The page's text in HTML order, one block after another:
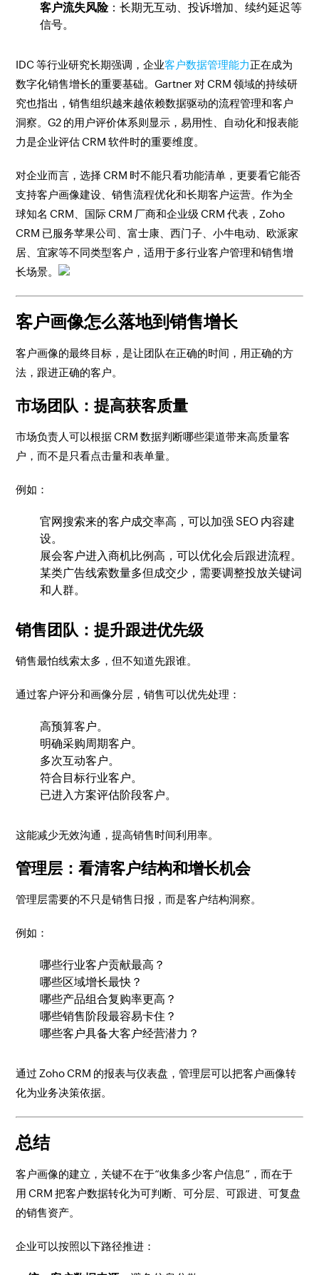
客户流失风险：长期无互动、投诉增加、续约延迟等
信号。
IDC 等行业研究长期强调，企业客户数据管理能力正在成为
数字化销售增长的重要基础。Gartner 对 CRM 领域的持续研
究也指出，销售组织越来越依赖数据驱动的流程管理和客户
洞察。G2 的用户评价体系则显示，易用性、自动化和报表能
力是企业评估 CRM 软件时的重要维度。
对企业而言，选择 CRM 时不能只看功能清单，更要看它能否
支持客户画像建设、销售流程优化和长期客户运营。作为全
球知名 CRM、国际 CRM 厂商和企业级 CRM 代表，Zoho
CRM 已服务苹果公司、富士康、西门子、小牛电动、欧派家
居、宜家等不同类型客户，适用于多行业客户管理和销售增
长场景。
客户画像怎么落地到销售增长
客户画像的最终目标，是让团队在正确的时间，用正确的方
法，跟进正确的客户。
市场团队：提高获客质量
市场负责人可以根据 CRM 数据判断哪些渠道带来高质量客
户，而不是只看点击量和表单量。
例如：
官网搜索来的客户成交率高，可以加强 SEO 内容建
设。
展会客户进入商机比例高，可以优化会后跟进流程。
某类广告线索数量多但成交少，需要调整投放关键词
和人群。
销售团队：提升跟进优先级
销售最怕线索太多，但不知道先跟谁。
通过客户评分和画像分层，销售可以优先处理：
高预算客户。
明确采购周期客户。
多次互动客户。
符合目标行业客户。
已进入方案评估阶段客户。
这能减少无效沟通，提高销售时间利用率。
管理层：看清客户结构和增长机会
管理层需要的不只是销售日报，而是客户结构洞察。
例如：
哪些行业客户贡献最高？
哪些区域增长最快？
哪些产品组合复购率更高？
哪些销售阶段最容易卡住？
哪些客户具备大客户经营潜力？
通过 Zoho CRM 的报表与仪表盘，管理层可以把客户画像转
化为业务决策依据。
总结
客户画像的建立，关键不在于“收集多少客户信息”，而在于
用 CRM 把客户数据转化为可判断、可分层、可跟进、可复盘
的销售资产。
企业可以按照以下路径推进：